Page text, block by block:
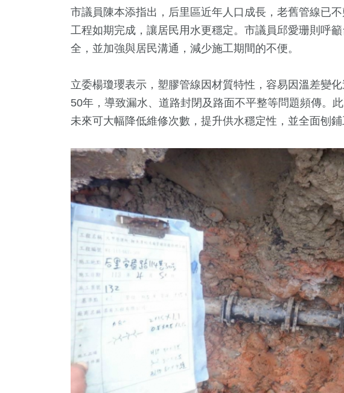
市議員陳本添指出，后里區近年人口成長，老舊管線已
工程如期完成，讓居民用水更穩定。市議員邱愛珊則呼
全，並加強與居民溝通，減少施工期間的不便。
立委楊瓊瓔表示，塑膠管線因材質特性，容易因溫差變
50年，導致漏水、道路封閉及路面不平整等問題頻傳。
未來可大幅降低維修次數，提升供水穩定性，並全面刨鋪